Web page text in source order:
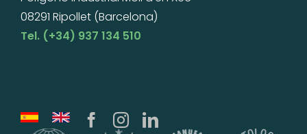
08291 Ripollet (Barcelona)
Tel. (+34) 937 134 510